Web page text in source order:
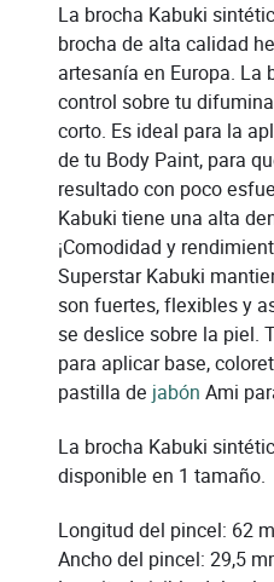
La brocha Kabuki
brocha de alta calidad
artesanía en Europa. La
control sobre tu
corto. Es ideal para la
de tu Body Paint, para
resultado con poco
Kabuki tiene una alta
¡Comodidad y
Superstar Kabuki
son fuertes, flexibles y
se deslice sobre la piel.
para aplicar base,
pastilla de jabón Ami
La brocha Kabuki
disponible en 1 tamaño.
Longitud del pincel: 62
Ancho del pincel: 29,5